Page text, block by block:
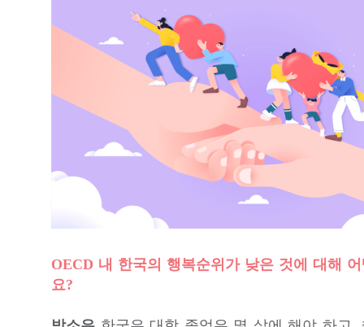
OECD 내 한국의 행복순위가 낮은 것에 대해
요?